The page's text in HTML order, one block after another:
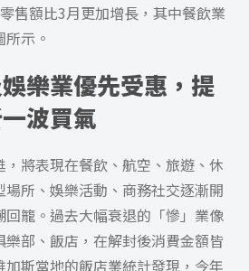
售額比3月更加增長，其中餐飲業
示。
樂業優先受惠，提
波買氣
將表現在餐飲、航空、旅遊、休
所、娛樂活動、商務社交逐漸開
籠。過去大幅衰退的「慘」業像
部、飯店，在解封後消費金額皆
斯當地的飯店業統計發現，今年